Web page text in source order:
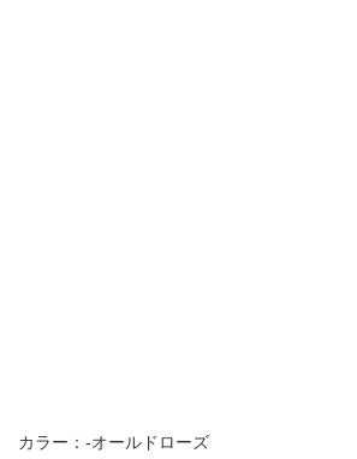
カラー：-オールドローズ